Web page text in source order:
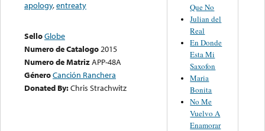
apology,entreaty
SelloGlobe
Numero de Catalogo2015
Numero de MatrizAPP-48A
GéneroCanción Ranchera
Donated By:Chris Strachwitz
Que No
Julian del
Real
En Donde
Esta Mi
Saxofon
Maria
Bonita
No Me
Vuelvo A
Enamorar